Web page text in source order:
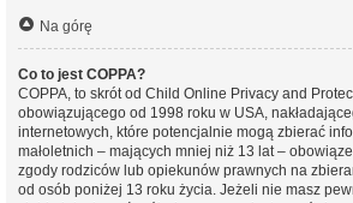
Na górę
Co to jest COPPA?
COPPA, to skrót od Child Online Privacy and
obowiązującego od 1998 roku w USA,
internetowych, które potencjalnie mogą zbierać
małoletnich – mających mniej niż 13 lat –
zgody rodziców lub opiekunów prawnych na
od osób poniżej 13 roku życia. Jeżeli nie masz